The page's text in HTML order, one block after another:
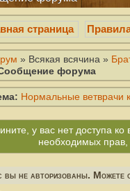
страница
» Всякая всячина »
форума
Нормальные ветврачи
у вас нет доступа
необходимых прав,
вы не авторизованы. Можете